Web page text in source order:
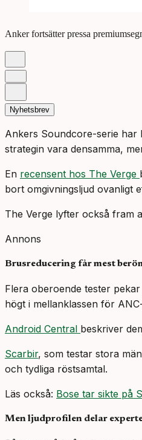
Anker fortsätter pressa
Nyhetsbrev
Ankers Soundcore-serie har
strategin vara densamma,
En recensent hos The Verge
bort omgivningsljud ovanligt
The Verge lyfter också fram
Annons
Brusreducering får mest
Flera oberoende tester
högt i mellanklassen för
Android Central beskriver
Scarbir, som testar stora
och tydliga röstsamtal.
Läs också: Bose tar sikte på
Men ljudprofilen delar